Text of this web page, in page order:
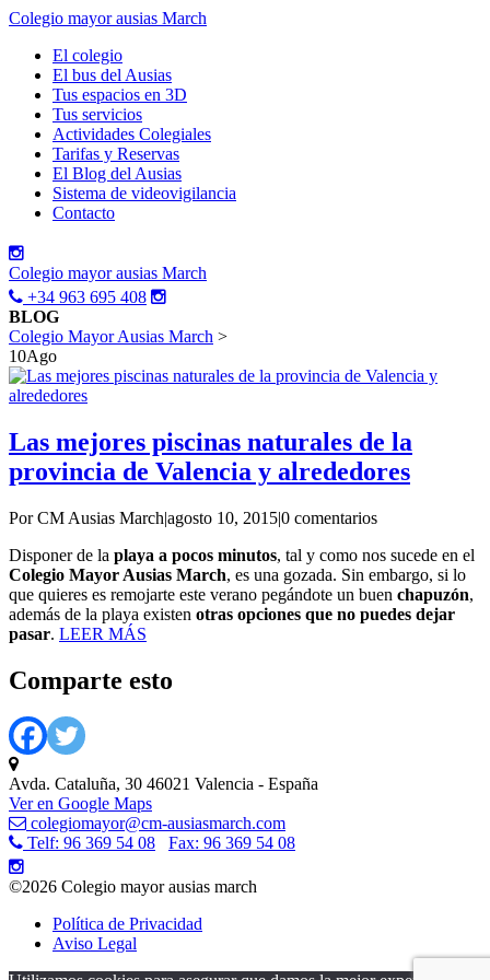
Colegio mayor ausias March
El colegio
El bus del Ausias
Tus espacios en 3D
Tus servicios
Actividades Colegiales
Tarifas y Reservas
El Blog del Ausias
Sistema de videovigilancia
Contacto
Colegio mayor ausias March
+34 963 695 408
BLOG
Colegio Mayor Ausias March >
10Ago
Las mejores piscinas naturales de la
provincia de Valencia y alrededores
Por CM Ausias March|agosto 10, 2015|0 comentarios
Disponer de la playa a pocos minutos, tal y como nos sucede en el
Colegio Mayor Ausias March, es una gozada. Sin embargo, si lo
que quieres es remojarte este verano pegándote un buen chapuzón,
además de la playa existen otras opciones que no puedes dejar
pasar. LEER MÁS
Comparte esto
Avda. Cataluña, 30 46021 Valencia - España
Ver en Google Maps
colegiomayor@cm-ausiasmarch.com
Telf: 96 369 54 08
Fax: 96 369 54 08
©2026 Colegio mayor ausias march
Política de Privacidad
Aviso Legal